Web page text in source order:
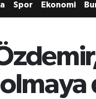
Spor Ekonomi